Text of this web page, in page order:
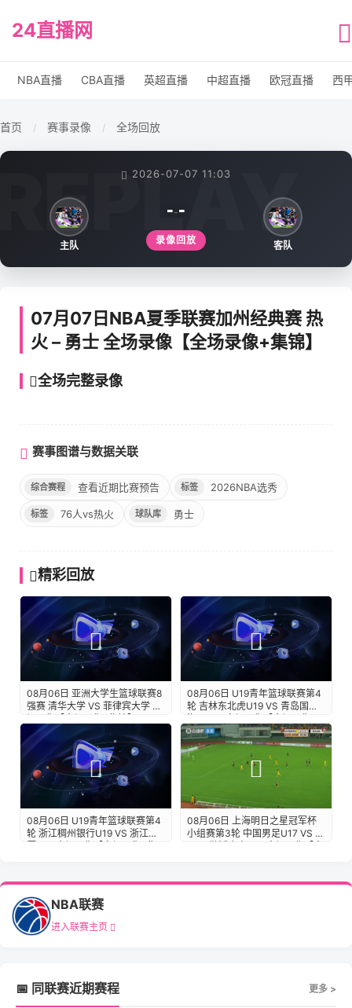
24直播网
NBA直播 CBA直播 英超直播 中超直播 欧冠直播 西
首页 / 赛事录像 / 全场回放
2026-07-07 11:03
主队
---
录像回放 客队
07月07日NBA夏季联赛加州经典赛 热
火 – 勇士 全场录像【全场录像+集锦】
全场完整录像
赛事图谱与数据关联
综合赛程 查看近期比赛预告 标签 2026NBA选秀
标签 76人vs热火 球队库 勇士
精彩回放
08月06日 亚洲大学生篮球联赛8
强赛 清华大学 VS 菲律宾大学 全
场录像【全场录像+集锦】
08月06日 U19青年篮球联赛第4
轮 吉林东北虎U19 VS 青岛国信
海天U19 全场录像【全场录像
+集锦】
08月06日 U19青年篮球联赛第4
轮 浙江稠州银行U19 VS 浙江广
厦U19 全场录像【全场录像+集
08月06日 上海明日之星冠军杯
小组赛第3轮 中国男足U17 VS 拜
耳04勒沃库森U17 全场录像【全
NBA联赛
进入联赛主页
📅 同联赛近期赛程 更多 >